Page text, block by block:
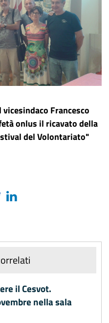
Francesco
onlus il ricavato della
del Volontariato"
il Cesvot.
nella sala